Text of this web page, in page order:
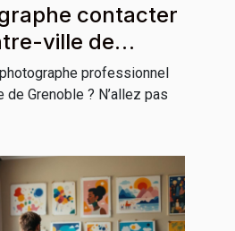
contacter
ville de
professionnel
Grenoble ? N’allez pas